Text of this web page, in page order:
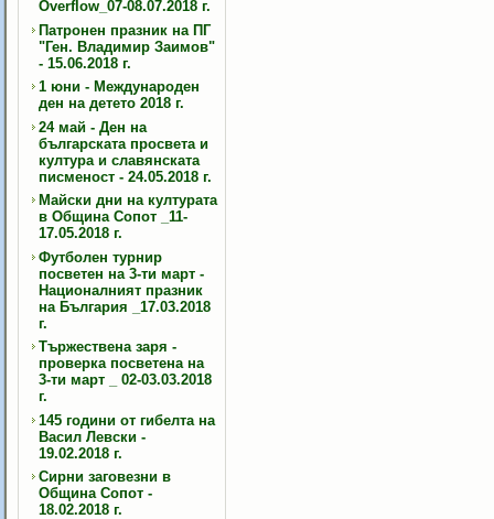
Overflow_07-08.07.2018 г.
Патронен празник на ПГ
"Ген. Владимир Заимов"
- 15.06.2018 г.
1 юни - Международен
ден на детето 2018 г.
24 май - Ден на
българската просвета и
култура и славянската
писменост - 24.05.2018 г.
Майски дни на културата
в Община Сопот _11-
17.05.2018 г.
Футболен турнир
посветен на 3-ти март -
Националният празник
на България _17.03.2018
г.
Тържествена заря -
проверка посветена на
3-ти март _ 02-03.03.2018
г.
145 години от гибелта на
Васил Левски -
19.02.2018 г.
Сирни заговезни в
Община Сопот -
18.02.2018 г.